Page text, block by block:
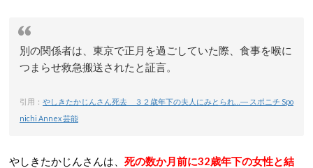
別の関係者は、東京で正月を過ごしていた際、食事を喉に
つまらせ救急搬送されたと証言。
引用： やしきたかじんさん死去 ３２歳年下の夫人にみとられ…― スポニチ Spo
nichi Annex 芸能
やしきたかじんさんは、 死の数か月前に32歳年下の女性と結